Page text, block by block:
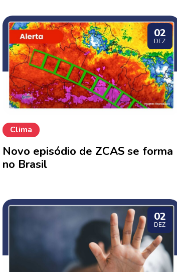
02
DEZ
Clima
Novo episódio de ZCAS se forma
no Brasil
02
DEZ